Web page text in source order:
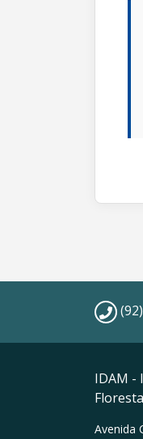
IDAM -
Avenida